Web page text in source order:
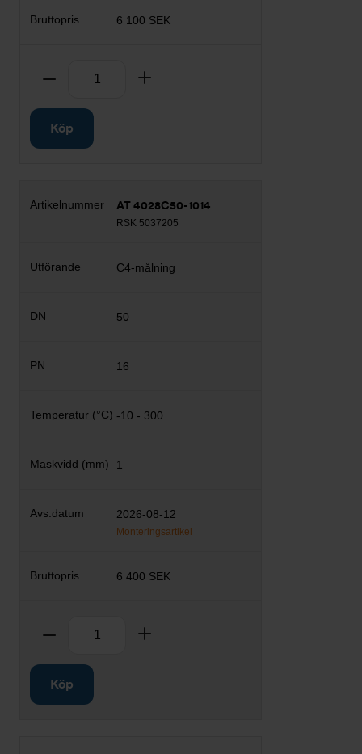
6 100 SEK
Ta bort
Köp
AT 4028C50-1014
RSK 5037205
C4-målning
50
16
-10 - 300
1
2026-08-12
Monteringsartikel
6 400 SEK
Ta bort
Köp